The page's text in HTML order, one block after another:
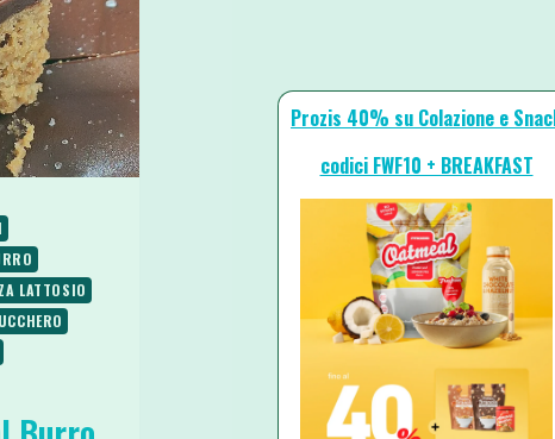
LATTOSIO
Prozis 40% su Colazione e
codici FWF10 + BREAKFAST